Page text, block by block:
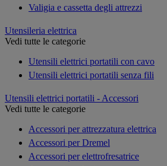
Valigia e cassetta degli attrezzi
Utensileria elettrica
Vedi tutte le categorie
Utensili elettrici portatili con cavo
Utensili elettrici portatili senza fili
Utensili elettrici portatili - Accessori
Vedi tutte le categorie
Accessori per attrezzatura elettrica
Accessori per Dremel
Accessori per elettrofresatrice